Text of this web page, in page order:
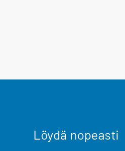
Löydä nopeasti